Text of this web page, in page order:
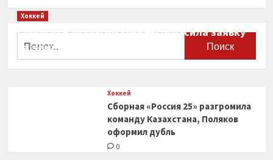
Хоккей
Сборная Канады по хоккею огласила заявку
на чемпионат мира
Хоккей
Сборная «Россия 25» разгромила
команду Казахстана, Поляков
оформил дубль
0